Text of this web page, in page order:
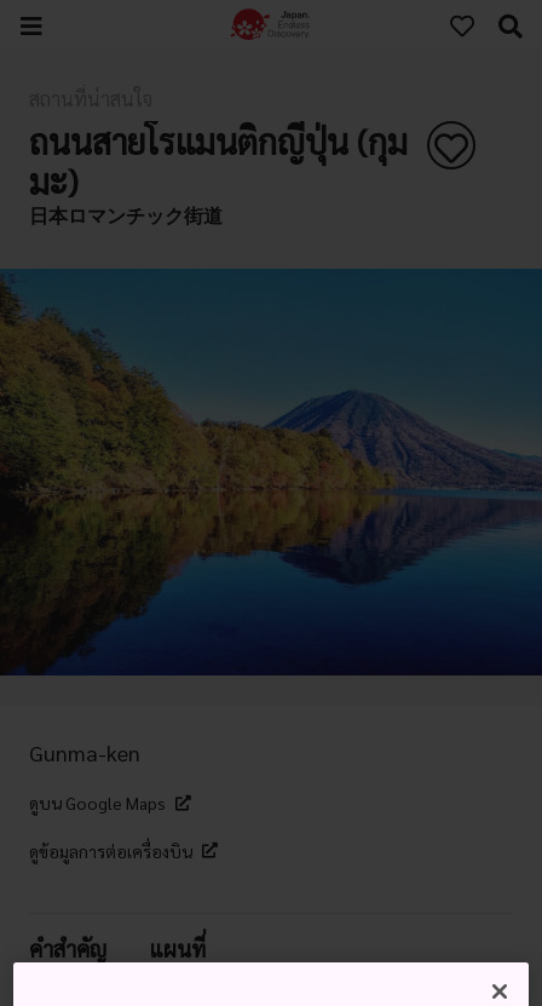
ถนนสายโรแมนติกญี่ปุ่น (กุม
มะ)
日本ロマンチック街道
Gunma-ken
ดูบน Google Maps
ดูข้อมูลการต่อเครื่องบิน
คำสำคัญ แผนที่